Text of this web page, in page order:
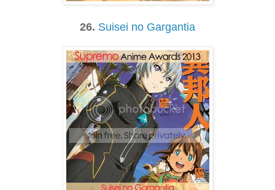
26. Suisei no Gargantia